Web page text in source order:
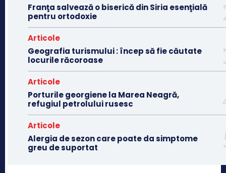
Franţa salvează o biserică din Siria esenţială
pentru ortodoxie
Articole
Geografia turismului : încep să fie căutate
locurile răcoroase
Articole
Porturile georgiene la Marea Neagră,
refugiul petrolului rusesc
Articole
Alergia de sezon care poate da simptome
greu de suportat